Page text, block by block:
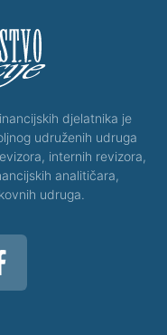
djelatnika je
udruženih udruga
internih revizora,
analitičara,
udruga.